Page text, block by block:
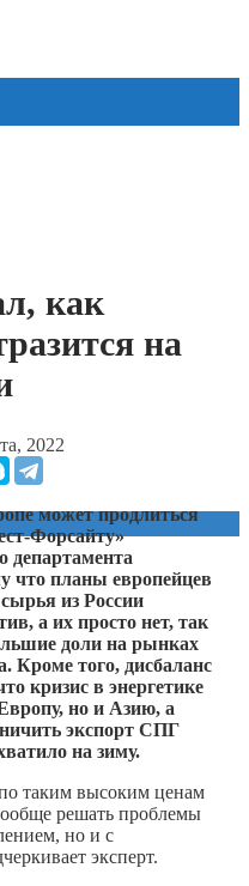
как
на
2022
может продлиться
Форсайту»
департамента
что планы европейцев
из России
а их просто нет, так
доли на рынках
Кроме того, дисбаланс
кризис в энергетике
но и Азию, а
экспорт СПГ
на зиму.
таким высоким ценам
решать проблемы
но и с
эксперт.